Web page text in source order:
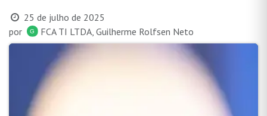
25 de julho de 2025
por
FCA TI LTDA, Guilherme Rolfsen Neto